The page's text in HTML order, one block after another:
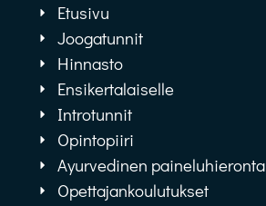
Etusivu
Joogatunnit
Hinnasto
Ensikertalaiselle
Introtunnit
Opintopiiri
Ayurvedinen paineluhieronta
Opettajankoulutukset